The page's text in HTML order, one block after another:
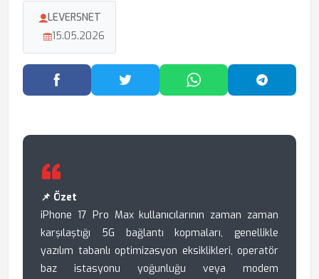
LEVERSNET
15.05.2026
Facebook'ta PaylaşTwitter'da PaylaşWhatsApp'ta Paylaş
📌 Özet
iPhone 17 Pro Max kullanıcılarının zaman zaman
karşılaştığı 5G bağlantı kopmaları, genellikle
yazılım tabanlı optimizasyon eksiklikleri, operatör
baz istasyonu yoğunluğu veya modem